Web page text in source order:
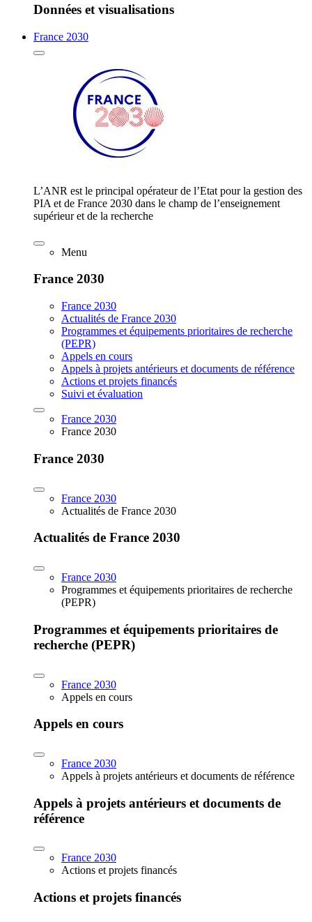
Données et visualisations
France 2030
L’ANR est le principal opérateur de l’Etat pour la gestion des
PIA et de France 2030 dans le champ de l’enseignement
supérieur et de la recherche
Menu
France 2030
France 2030
Actualités de France 2030
Programmes et équipements prioritaires de recherche
(PEPR)
Appels en cours
Appels à projets antérieurs et documents de référence
Actions et projets financés
Suivi et évaluation
France 2030
France 2030
France 2030
France 2030
Actualités de France 2030
Actualités de France 2030
France 2030
Programmes et équipements prioritaires de recherche
(PEPR)
Programmes et équipements prioritaires de
recherche (PEPR)
France 2030
Appels en cours
Appels en cours
France 2030
Appels à projets antérieurs et documents de référence
Appels à projets antérieurs et documents de
référence
France 2030
Actions et projets financés
Actions et projets financés